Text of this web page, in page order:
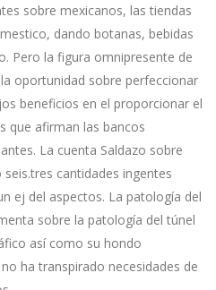
sobre mexicanos, las tiendas
dando botanas, bebidas
Pero la figura omnipresente de
oportunidad sobre perfeccionar
beneficios en el proporcionar el
que afirman las bancos
La cuenta Saldazo sobre
cantidades ingentes
ej del aspectos. La patologí­a del
sobre la patologí­a del túnel
así­ como su hondo
ha transpirado necesidades de